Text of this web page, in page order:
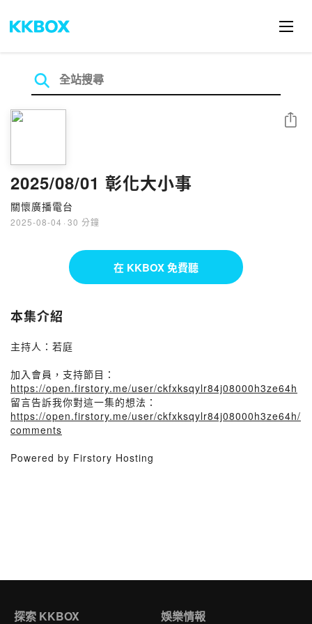
2025/08/01 彰化大小事
關懷廣播電台
2025-08-04 · 30 分鐘
分享
在 KKBOX 免費聽
本集介紹
主持人：若庭
加入會員，支持節目：
https://open.firstory.me/user/ckfxksqylr84j08000h3ze64h
留言告訴我你對這一集的想法：
https://open.firstory.me/user/ckfxksqylr84j08000h3ze64h/
comments
Powered by Firstory Hosting
探索 KKBOX 娛樂情報